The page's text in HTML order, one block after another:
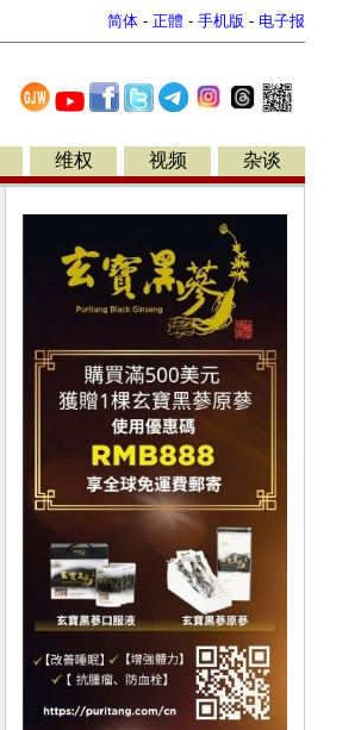
简体 - 正體 - 手机版 - 电子报
维权 视频 杂谈